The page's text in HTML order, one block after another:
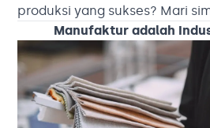
produksi yang sukses? Mari
Manufaktur adalah